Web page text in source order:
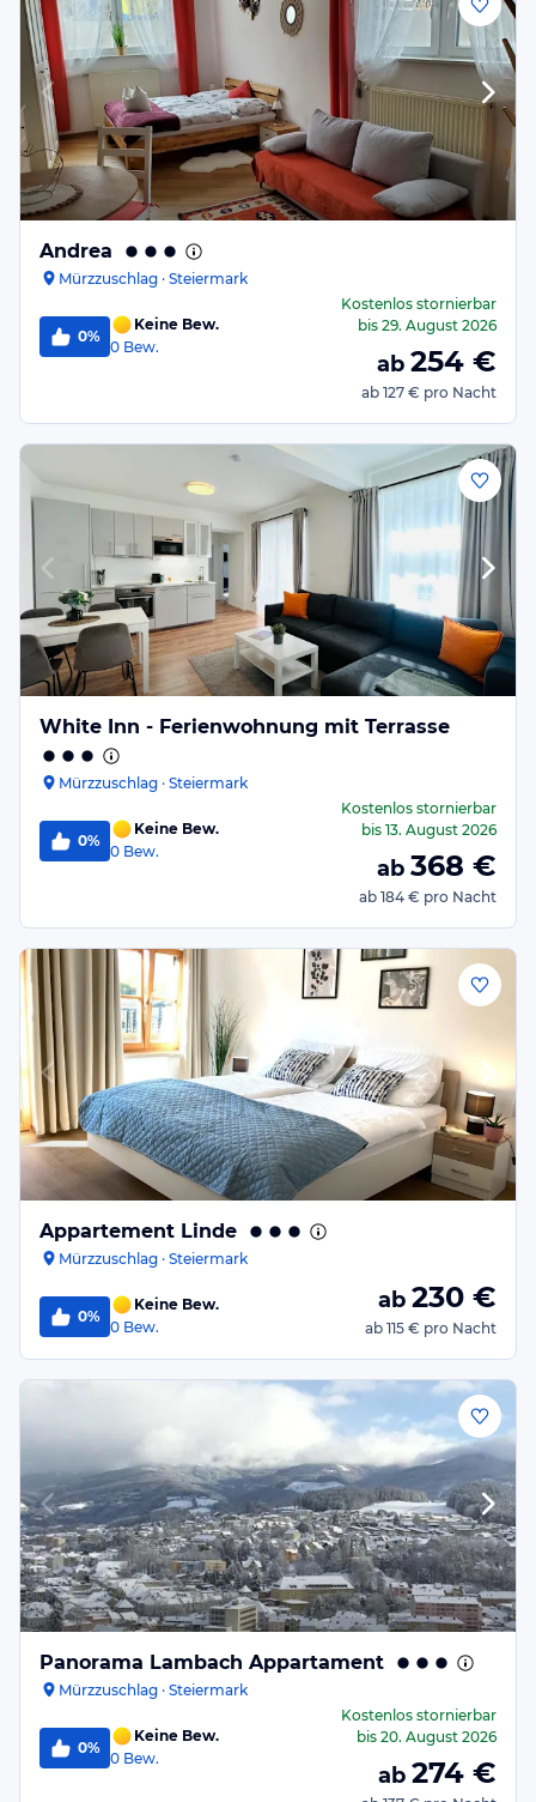
Andrea
Mürzzuschlag · Steiermark
0%
Keine Bew.
0 Bew.
Kostenlos stornierbar
bis 29. August 2026
ab 254 €
ab 127 € pro Nacht
White Inn - Ferienwohnung mit Terrasse
Mürzzuschlag · Steiermark
0%
Keine Bew.
0 Bew.
Kostenlos stornierbar
bis 13. August 2026
ab 368 €
ab 184 € pro Nacht
Appartement Linde
Mürzzuschlag · Steiermark
0%
Keine Bew.
0 Bew.
ab 230 €
ab 115 € pro Nacht
Panorama Lambach Appartament
Mürzzuschlag · Steiermark
0%
Keine Bew.
0 Bew.
Kostenlos stornierbar
bis 20. August 2026
ab 274 €